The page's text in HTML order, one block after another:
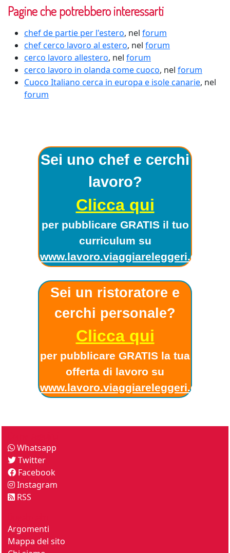
Pagine che potrebbero interessarti
chef de partie per l'estero, nel forum
chef cerco lavoro al estero, nel forum
cerco lavoro allestero, nel forum
cerco lavoro in olanda come cuoco, nel forum
Cuoco Italiano cerca in europa e isole canarie, nel
forum
Sei uno chef e cerchi
lavoro?
Clicca qui
per pubblicare GRATIS il tuo
curriculum su
www.lavoro.viaggiareleggeri.com
Sei un ristoratore e
cerchi personale?
Clicca qui
per pubblicare GRATIS la tua
offerta di lavoro su
www.lavoro.viaggiareleggeri.com
Whatsapp
Twitter
Facebook
Instagram
RSS
Argomenti
Mappa del sito